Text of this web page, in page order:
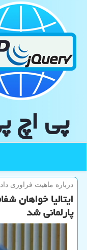
پی اچ
درباره ماهیت فراوری
ایتالیا خواهان
پارلمانی شد